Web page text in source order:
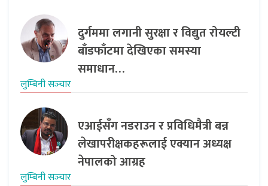
दुर्गममा लगानी सुरक्षा र विद्युत रोयल्टी
बाँडफाँटमा देखिएका समस्या
समाधान…
लुम्बिनी सञ्‍चार
एआईसँग नडराउन र प्रविधिमैत्री बन्न
लेखापरीक्षकहरूलाई एक्यान अध्यक्ष
नेपालको आग्रह
लुम्बिनी सञ्‍चार